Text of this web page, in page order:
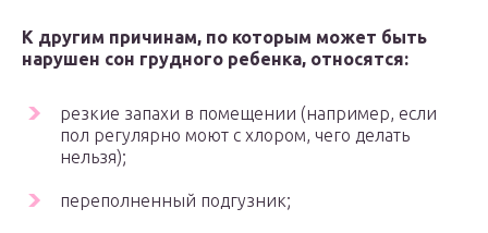
К другим причинам, по которым может быть
нарушен сон грудного ребенка, относятся:
резкие запахи в помещении (например, если
пол регулярно моют с хлором, чего делать
нельзя);
переполненный подгузник;